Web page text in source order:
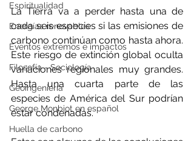
Espiritualidad
Energías renovables
Eventos extremos e impactos
Filosofía - Sociología
Geoingeniería
George Monbiot en español
Huella de carbono
La Tierra va a perder hasta una de
cada seis especies si las emisiones de
carbono continúan como hasta ahora.
Este riesgo de extinción global oculta
variaciones regionales muy grandes.
Hasta una cuarta parte de las
especies de América del Sur podrían
estar condenadas.